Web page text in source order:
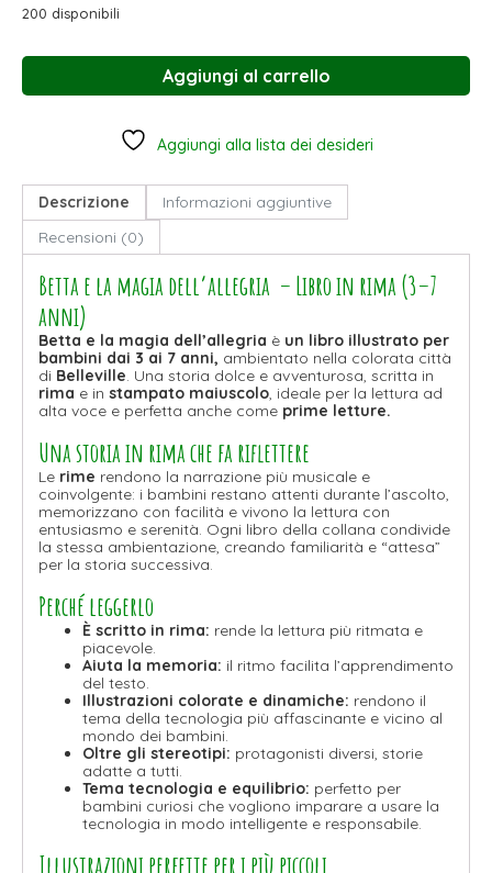
200 disponibili
Aggiungi al carrello
Aggiungi alla lista dei desideri
Descrizione
Informazioni aggiuntive
Recensioni (0)
Betta e la magia dell’allegria – Libro in rima (3–7
anni)
Betta e la magia dell’allegria è un libro illustrato per
bambini dai 3 ai 7 anni, ambientato nella colorata città
di Belleville. Una storia dolce e avventurosa, scritta in
rima e in stampato maiuscolo, ideale per la lettura ad
alta voce e perfetta anche come prime letture.
Una storia in rima che fa riflettere
Le rime rendono la narrazione più musicale e
coinvolgente: i bambini restano attenti durante l’ascolto,
memorizzano con facilità e vivono la lettura con
entusiasmo e serenità. Ogni libro della collana condivide
la stessa ambientazione, creando familiarità e “attesa”
per la storia successiva.
Perché leggerlo
È scritto in rima: rende la lettura più ritmata e
piacevole.
Aiuta la memoria: il ritmo facilita l’apprendimento
del testo.
Illustrazioni colorate e dinamiche: rendono il
tema della tecnologia più affascinante e vicino al
mondo dei bambini.
Oltre gli stereotipi: protagonisti diversi, storie
adatte a tutti.
Tema tecnologia e equilibrio: perfetto per
bambini curiosi che vogliono imparare a usare la
tecnologia in modo intelligente e responsabile.
Illustrazioni perfette per i più piccoli